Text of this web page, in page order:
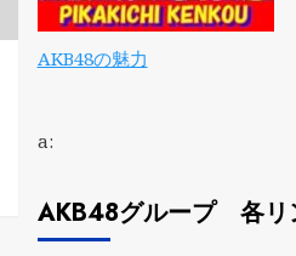
AKB48の魅力
a:
AKB48グループ 各リ